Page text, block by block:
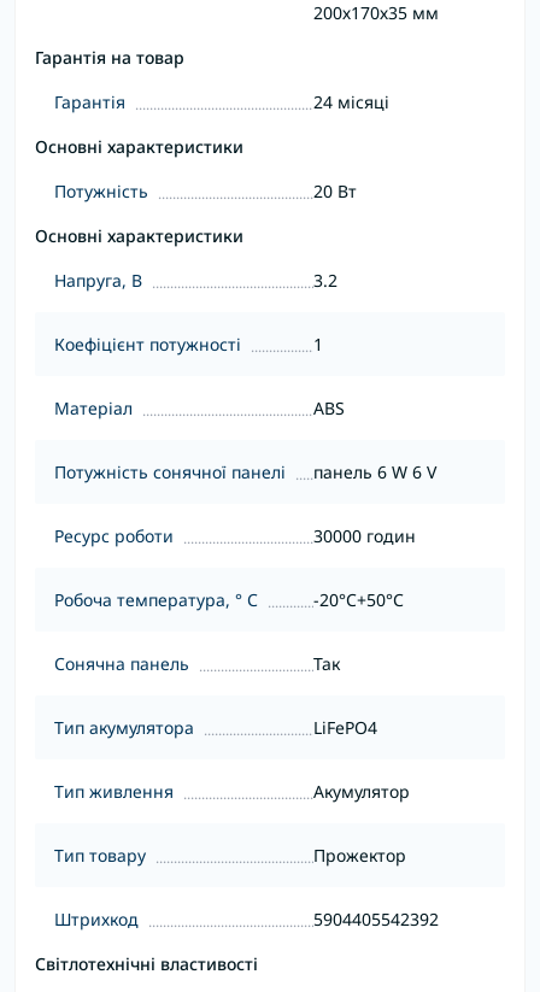
200х170х35 мм
Гарантія на товар
Гарантія
24 місяці
Основні характеристики
Потужність
20 Вт
Основні характеристики
Напруга, В
3.2
Коефіцієнт потужності 1
Матеріал ABS
Потужність сонячної панелі панель 6 W 6 V
Ресурс роботи 30000 годин
Робоча температура, ° С -20°C+50°С
Сонячна панель Так
Тип акумулятора LiFePO4
Тип живлення Акумулятор
Тип товару Прожектор
Штрихкод
5904405542392
Світлотехнічні властивості